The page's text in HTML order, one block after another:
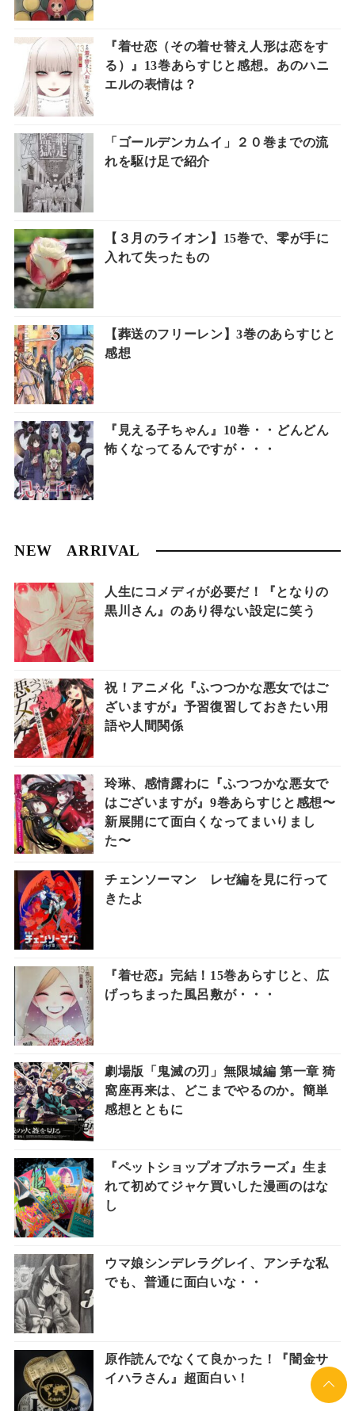
『着せ恋（その着せ替え人形は恋をす
る）』13巻あらすじと感想。あのハニ
エルの表情は？
「ゴールデンカムイ」２０巻までの流
れを駆け足で紹介
【３月のライオン】15巻で、零が手に
入れて失ったもの
【葬送のフリーレン】3巻のあらすじと
感想
『見える子ちゃん』10巻・・どんどん
怖くなってるんですが・・・
NEW ARRIVAL
人生にコメディが必要だ！『となりの
黒川さん』のあり得ない設定に笑う
祝！アニメ化『ふつつかな悪女ではご
ざいますが』予習復習しておきたい用
語や人間関係
玲琳、感情露わに『ふつつかな悪女で
はございますが』9巻あらすじと感想〜
新展開にて面白くなってまいりまし
た〜
チェンソーマン レゼ編を見に行って
きたよ
『着せ恋』完結！15巻あらすじと、広
げっちまった風呂敷が・・・
劇場版「鬼滅の刃」無限城編 第一章 猗
窩座再来は、どこまでやるのか。簡単
感想とともに
『ペットショップオブホラーズ』生ま
れて初めてジャケ買いした漫画のはな
し
ウマ娘シンデレラグレイ、アンチな私
でも、普通に面白いな・・
原作読んでなくて良かった！『闇金サ
イハラさん』超面白い！